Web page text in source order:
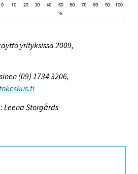
yrityksissä 2009,
(09) 1734 3206,
Storgårds